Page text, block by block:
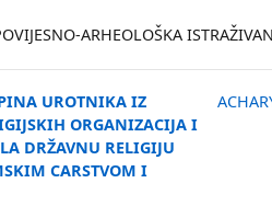
ARHEOLOŠKA
UROTNIKA IZ
ORGANIZACIJA I
DRŽAVNU RELIGIJU
CARSTVOM I